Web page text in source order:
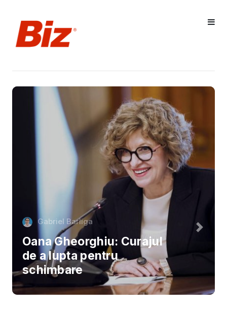
Gabriel Barliga
Oana Gheorghiu: Curajul
de a lupta pentru
schimbare